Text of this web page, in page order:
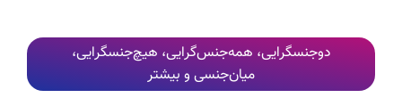
دوجنسگرایی، همه‌جنس‌گرایی، هیچ‌جنسگرایی،
میان‌جنسی و بیشتر